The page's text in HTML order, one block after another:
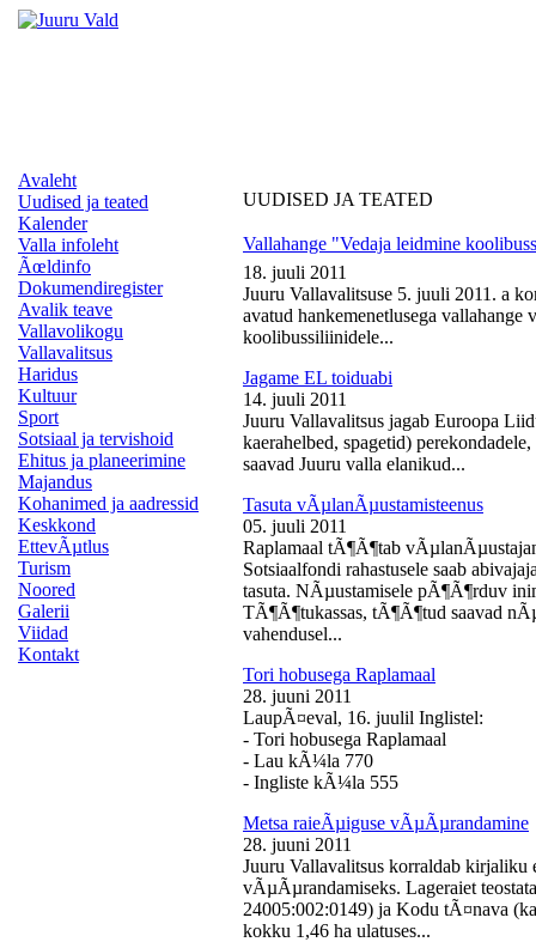
Avaleht
Uudised ja teated
Kalender
Valla infoleht
Ãœldinfo
Dokumendiregister
Avalik teave
Vallavolikogu
Vallavalitsus
Haridus
Kultuur
Sport
Sotsiaal ja tervishoid
Ehitus ja planeerimine
Majandus
Kohanimed ja aadressid
Keskkond
EttevÃµtlus
Turism
Noored
Galerii
Viidad
Kontakt
UUDISED JA TEATED
Vallahange "Vedaja leidmine
18. juuli 2011
Juuru Vallavalitsuse 5. juuli 2011. a
avatud hankemenetlusega vallahange
koolibussiliinidele...
Jagame EL toiduabi
14. juuli 2011
Juuru Vallavalitsus jagab Euroopa
kaerahelbed, spagetid)
saavad Juuru valla elanikud...
Tasuta vÃµlanÃµustamisteenus
05. juuli 2011
Raplamaal tÃ¶Ã¶tab
Sotsiaalfondi rahastusele saab
tasuta. NÃµustamisele pÃ¶Ã¶rduv
TÃ¶Ã¶tukassas, tÃ¶Ã¶tud saavad
vahendusel...
Tori hobusega Raplamaal
28. juuni 2011
LaupÃ¤eval, 16. juulil Inglistel:
- Tori hobusega Raplamaal
- Lau kÃ¼la 770
- Ingliste kÃ¼la 555
Metsa raieÃµiguse vÃµÃµrandamine
28. juuni 2011
Juuru Vallavalitsus korraldab kirjaliku
vÃµÃµrandamiseks. Lageraiet
24005:002:0149) ja Kodu tÃ¤nava
kokku 1,46 ha ulatuses...